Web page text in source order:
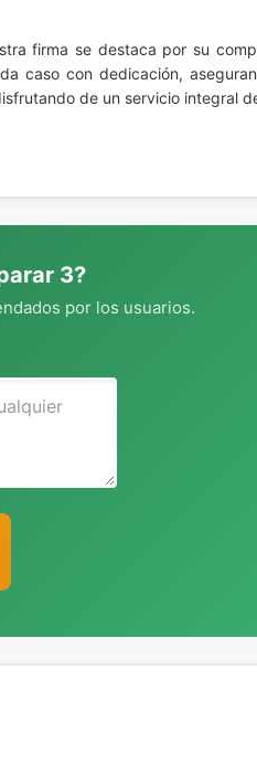
firma se destaca por su
caso con dedicación,
de un servicio integral
3?
por los usuarios.